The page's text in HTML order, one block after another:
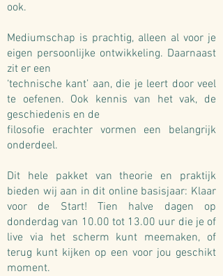
ook.
Mediumschap is prachtig, alleen al voor je
eigen persoonlijke ontwikkeling. Daarnaast
zit er een
‘technische kant’ aan, die je leert door veel
te oefenen. Ook kennis van het vak, de
geschiedenis en de
filosofie erachter vormen een belangrijk
onderdeel.
Dit hele pakket van theorie en praktijk
bieden wij aan in dit online basisjaar: Klaar
voor de Start! Tien halve dagen op
donderdag van 10.00 tot 13.00 uur die je of
live via het scherm kunt meemaken, of
terug kunt kijken op een voor jou geschikt
moment.